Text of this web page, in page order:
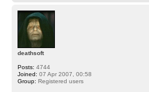
deathsoft
Posts: 4744
Joined: 07 Apr 2007, 00:58
Group: Registered users